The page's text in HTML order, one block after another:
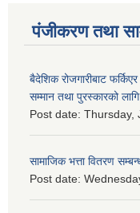
पंजीकरण तथा
बैदेशिक रोजगारीबाट
सम्मान तथा पुरस्कारको
Post date: Thursday,
सामाजिक भत्ता वितरण
Post date: